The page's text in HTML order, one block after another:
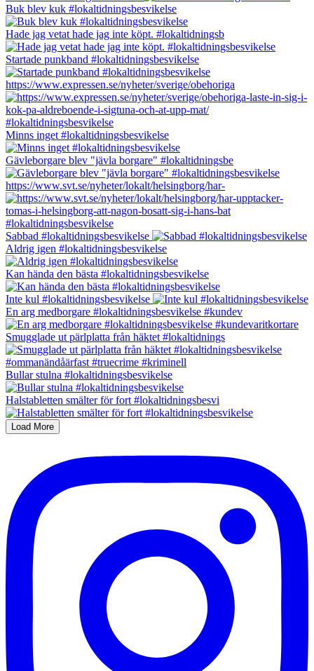
Buk blev kuk #lokaltidningsbesvikelse
Hade jag vetat hade jag inte köpt. #lokaltidningsb
Startade punkband #lokaltidningsbesvikelse
https://www.expressen.se/nyheter/sverige/obehoriga
Minns inget #lokaltidningsbesvikelse
Gävleborgare blev "jävla borgare" #lokaltidningsbe
https://www.svt.se/nyheter/lokalt/helsingborg/har-
Sabbad #lokaltidningsbesvikelse
Aldrig igen #lokaltidningsbesvikelse
Kan hända den bästa #lokaltidningsbesvikelse
Inte kul #lokaltidningsbesvikelse
En arg medborgare #lokaltidningsbesvikelse #kundev
Smugglade ut pärlplatta från häktet #lokaltidnings
Bullar stulna #lokaltidningsbesvikelse
Halstabletten smälter för fort #lokaltidningsbesvi
Load More